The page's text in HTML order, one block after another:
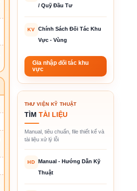
/ Quỹ Đầu Tư
KV
Chính Sách Đối Tác Khu
Vực - Vùng
Gia nhập đối tác khu
vực
THƯ VIỆN KỸ THUẬT
TÌM TÀI LIỆU
Manual, tiêu chuẩn, file thiết kế và
tài liệu xử lý lỗi
HD
Manual - Hướng Dẫn Kỹ
Thuật